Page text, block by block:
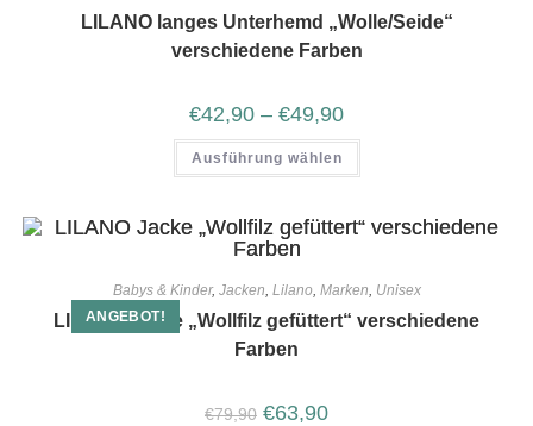
LILANO langes Unterhemd „Wolle/Seide“
verschiedene Farben
€42,90 – €49,90
Ausführung wählen
ANGEBOT!
Babys & Kinder, Jacken Lilano, Marken Unisex
LILANO Jacke „Wollfilz gefüttert“ verschiedene
Farben
€79,90 €63,90